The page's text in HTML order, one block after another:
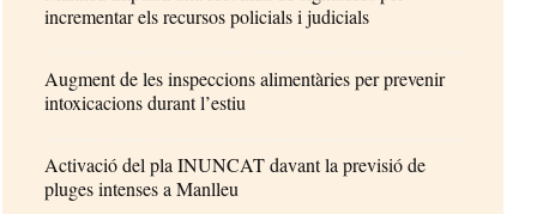
incrementar els recursos policials i judicials
Augment de les inspeccions alimentàries per prevenir
intoxicacions durant l’estiu
Activació del pla INUNCAT davant la previsió de
pluges intenses a Manlleu